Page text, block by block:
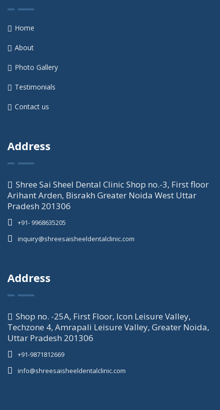
Home
About
Photo Gallery
Testimonials
Contact us
Address
Shree Sai Sheel Dental Clinic Shop no.-3, First floor
Arihant Arden, Bisrakh Greater Noida West Uttar
Pradesh 201306
+91- 9968635205
inquiry@shreesaisheeldentalclinic.com
Address
Shop no. -25A, First Floor, Icon Leisure Valley,
Techzone 4, Amrapali Leisure Valley, Greater Noida,
Uttar Pradesh 201306
+91-9871812669
info@shreesaisheeldentalclinic.com